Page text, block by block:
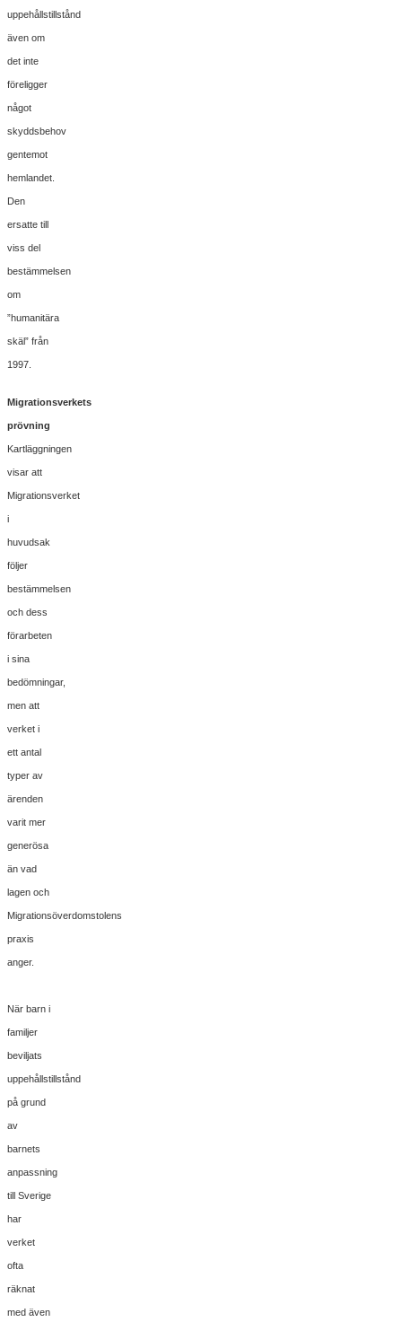
uppehållstillstånd
även om
det inte
föreligger
något
skyddsbehov
gentemot
hemlandet.
Den
ersatte till
viss del
bestämmelsen
om
”humanitära
skäl” från
1997.
Migrationsverkets
prövning
Kartläggningen
visar att
Migrationsverket
i
huvudsak
följer
bestämmelsen
och dess
förarbeten
i sina
bedömningar,
men att
verket i
ett antal
typer av
ärenden
varit mer
generösa
än vad
lagen och
Migrationsöverdomstolens
praxis
anger.
När barn i
familjer
beviljats
uppehållstillstånd
på grund
av
barnets
anpassning
till Sverige
har
verket
ofta
räknat
med även